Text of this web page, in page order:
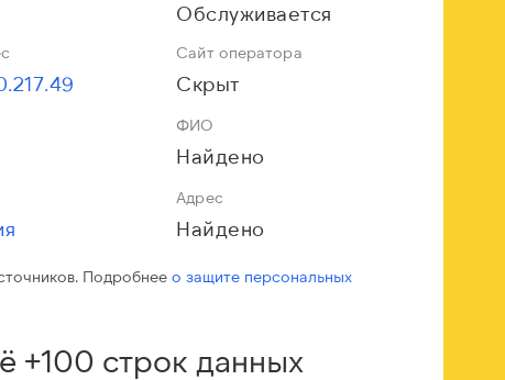
Обслуживается
Сайт оператора
Скрыт
ФИО
Найдено
Адрес
Найдено
Подробнеео защите персональных
+100 строк данных